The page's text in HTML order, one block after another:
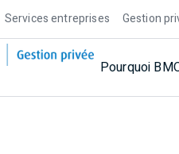
Services entreprises Gestion
Pourquoi